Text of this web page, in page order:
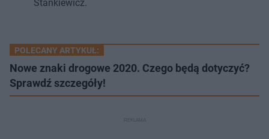
Stankiewicz.
POLECANY ARTYKUŁ:
Nowe znaki drogowe 2020. Czego będą dotyczyć?
Sprawdź szczegóły!